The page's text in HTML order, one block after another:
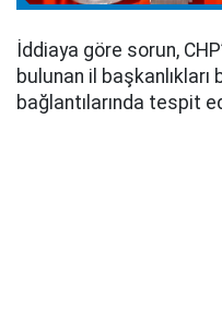
İddiaya göre sorun,
bulunan il
bağlantılarında tespit